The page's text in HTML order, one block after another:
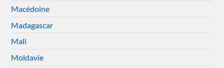
Macédoine
Madagascar
Mali
Moldavie